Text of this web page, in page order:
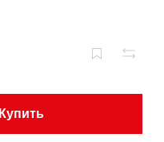
Купить